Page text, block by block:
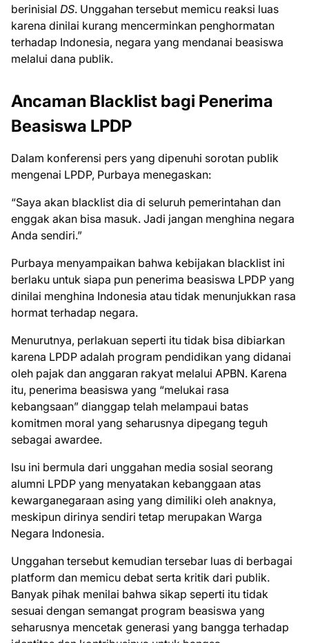
berinisial DS. Unggahan tersebut memicu reaksi luas
karena dinilai kurang mencerminkan penghormatan
terhadap Indonesia, negara yang mendanai beasiswa
melalui dana publik.
Ancaman Blacklist bagi Penerima
Beasiswa LPDP
Dalam konferensi pers yang dipenuhi sorotan publik
mengenai LPDP, Purbaya menegaskan:
“Saya akan blacklist dia di seluruh pemerintahan dan
enggak akan bisa masuk. Jadi jangan menghina negara
Anda sendiri.”
Purbaya menyampaikan bahwa kebijakan blacklist ini
berlaku untuk siapa pun penerima beasiswa LPDP yang
dinilai menghina Indonesia atau tidak menunjukkan rasa
hormat terhadap negara.
Menurutnya, perlakuan seperti itu tidak bisa dibiarkan
karena LPDP adalah program pendidikan yang didanai
oleh pajak dan anggaran rakyat melalui APBN. Karena
itu, penerima beasiswa yang “melukai rasa
kebangsaan” dianggap telah melampaui batas
komitmen moral yang seharusnya dipegang teguh
sebagai awardee.
Isu ini bermula dari unggahan media sosial seorang
alumni LPDP yang menyatakan kebanggaan atas
kewarganegaraan asing yang dimiliki oleh anaknya,
meskipun dirinya sendiri tetap merupakan Warga
Negara Indonesia.
Unggahan tersebut kemudian tersebar luas di berbagai
platform dan memicu debat serta kritik dari publik.
Banyak pihak menilai bahwa sikap seperti itu tidak
sesuai dengan semangat program beasiswa yang
seharusnya mencetak generasi yang bangga terhadap